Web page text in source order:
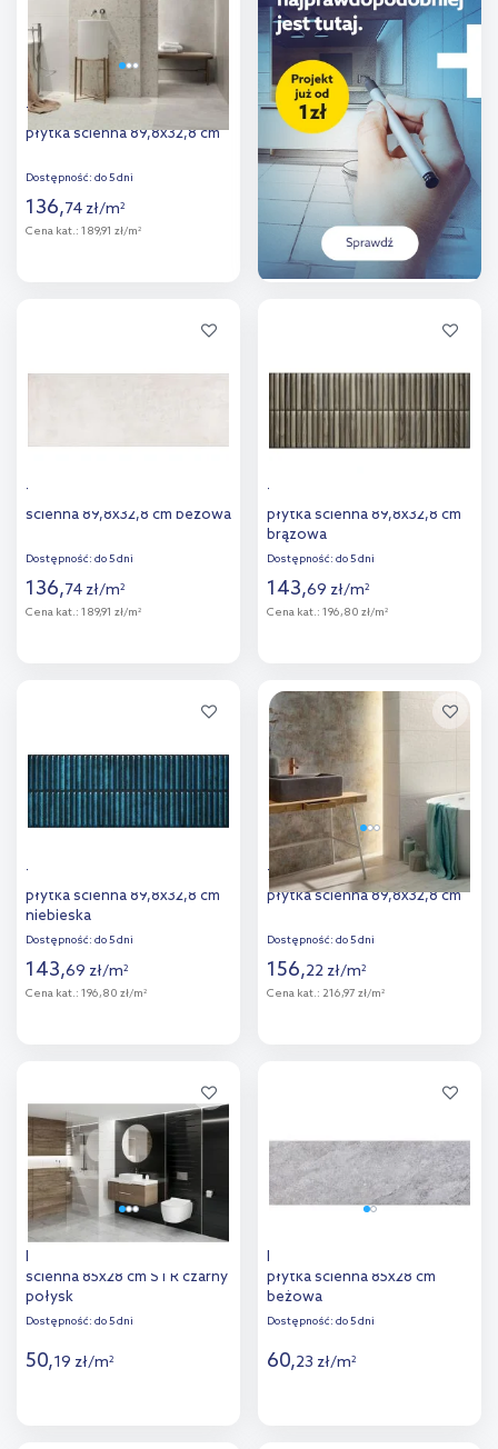
Tubądzin Macchia light grey
płytka ścienna 89,8x32,8 cm
Dostępność: do 5 dni
136,74 zł/m2
Cena kat.: 189,91 zł/m2
porównania
Tubądzin Pure Lime płytka
ścienna 89,8x32,8 cm beżowa
Dostępność: do 5 dni
136,74 zł/m2
Cena kat.: 189,91 zł/m2
porównania
Tubądzin Pure Stick Wood
płytka ścienna 89,8x32,8 cm
brązowa
Dostępność: do 5 dni
143,69 zł/m2
Cena kat.: 196,80 zł/m2
Dodaj do
porównania
Tubądzin Pure Stick Wood
płytka ścienna 89,8x32,8 cm
niebieska
Dostępność: do 5 dni
143,69 zł/m2
Cena kat.: 196,80 zł/m2
porównania
Tubądzin Interval carpet
płytka ścienna 89,8x32,8 cm
Dostępność: do 5 dni
156,22 zł/m2
Cena kat.: 216,97 zł/m2
Euroceramic Luminer płytka
ścienna 85x28 cm STR czarny
połysk
Dostępność: do 5 dni
50,19 zł/m2
Euroceramic Wallstone
płytka ścienna 85x28 cm
beżowa
Dostępność: do 5 dni
60,23 zł/m2